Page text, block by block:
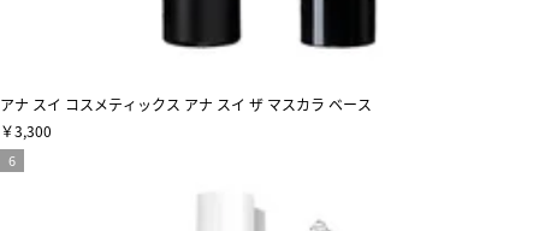
アナ スイ コスメティックス アナ スイ ザ マスカラ ベース
￥3,300